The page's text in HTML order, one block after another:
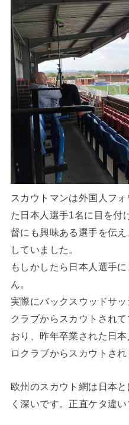
スカウトマンは外国人フ
た日本人選手1名に目を付
督にも興味ある選手を伝
していました。
もしかしたら日本人選手
ん。
実際にバックスウッドサ
クラブからスカウトされ
おり、昨年卒業された日
ロクラブからスカウトされ
欧州のスカウト網は日本
く深いです。正直ケタ違い